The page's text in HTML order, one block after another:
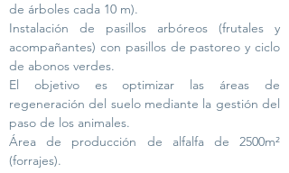
de árboles cada 10 m).
Instalación de pasillos arbóreos (frutales y
acompañantes) con pasillos de pastoreo y ciclo
de abonos verdes.
El objetivo es optimizar las áreas de
regeneración del suelo mediante la gestión del
paso de los animales.
Área de producción de alfalfa de 2500m²
(forrajes).